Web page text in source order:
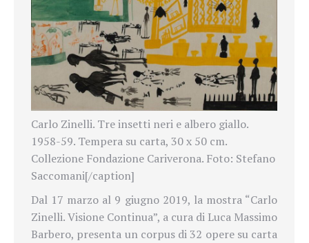
Carlo Zinelli. Tre insetti neri e albero giallo.
1958-59. Tempera su carta, 30 x 50 cm.
Collezione Fondazione Cariverona. Foto: Stefano
Saccomani[/caption]
Dal 17 marzo al 9 giugno 2019, la mostra “Carlo
Zinelli. Visione Continua”, a cura di Luca Massimo
Barbero, presenta un corpus di 32 opere su carta